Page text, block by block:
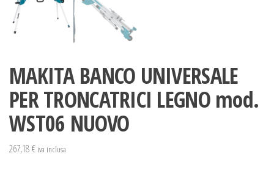
MAKITA BANCO UNIVERSALE
PER TRONCATRICI LEGNO mod.
WST06 NUOVO
267,18€ iva inclusa